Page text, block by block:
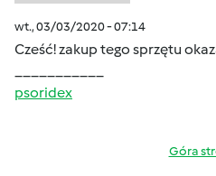
wt., 03/03/2020 - 07:14
Cześć! zakup tego sprzętu
psoridex
Góra